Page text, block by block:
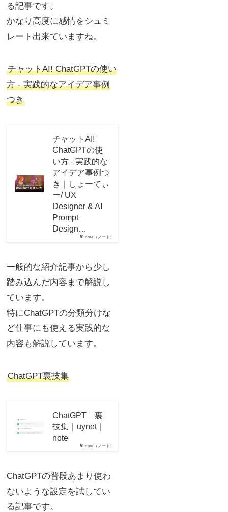
る記事です。
かなり高度に感情をシュミ
レート出来ていますね。
チャットAI! ChatGPTの使い
方 - 実践的なアイデア事例
つき
note（ノート）
チャットAI!
ChatGPTの使
い方 - 実践的な
アイデア事例つ
き｜しょーてぃ
ー/ UX
Designer & AI
Prompt
Design…
一般的な紹介記事から少し
踏み込んだ内容まで解説し
ています。
特にChatGPTの分類分けな
ど仕事にも使える実践的な
内容も解説しています。
ChatGPT裏技集
note（ノート）
ChatGPT 裏
技集｜uynet｜
note
ChatGPTの普段あまり使わ
ないような設定を試してい
る記事です。